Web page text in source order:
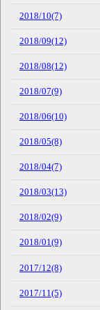
2018/10(7)
2018/09(12)
2018/08(12)
2018/07(9)
2018/06(10)
2018/05(8)
2018/04(7)
2018/03(13)
2018/02(9)
2018/01(9)
2017/12(8)
2017/11(5)